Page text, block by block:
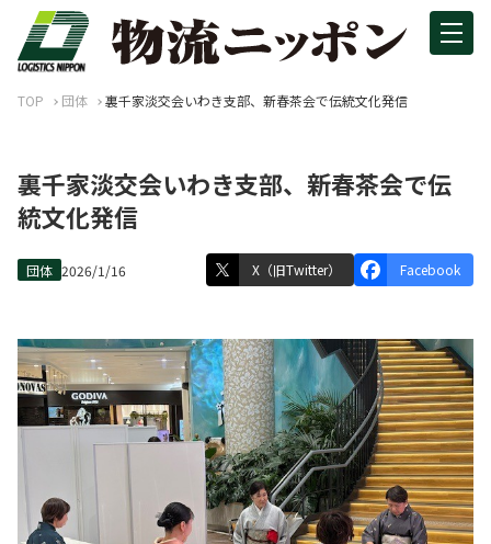
TOP 団体 裏千家淡交会いわき支部、新春茶会で伝統文化発信
裏千家淡交会いわき支部、新春茶会で伝
統文化発信
団体 2026/1/16 X（旧Twitter） Facebook